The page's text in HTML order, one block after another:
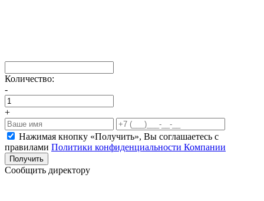
Количество:
-
+
Нажимая кнопку «Получить», Вы соглашаетесь c
правилами Политики конфиденциальности Компании
Получить
Сообщить директору